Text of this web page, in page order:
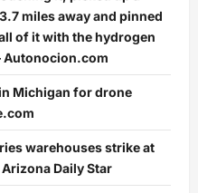
miles away and pinned
of it with the hydrogen
Autonocion.com
Michigan for drone
warehouses strike at
Daily Star